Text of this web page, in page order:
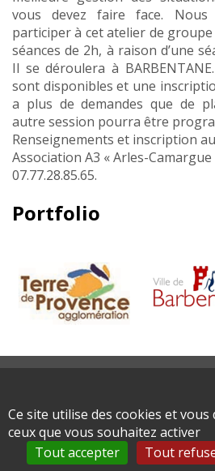
vous devez faire face.
participer à cet atelier de
séances de 2h, à raison d’une
Il se déroulera à
sont disponibles et une
a plus de demandes que de
autre session pourra être
Renseignements et inscription
Association A3 « Arles-Camargue
07.77.28.85.65.
Portfolio
Plan du site
Ce site utilise des cookies et
ceux que vous souhaitez activer
Tout accepter
Tout